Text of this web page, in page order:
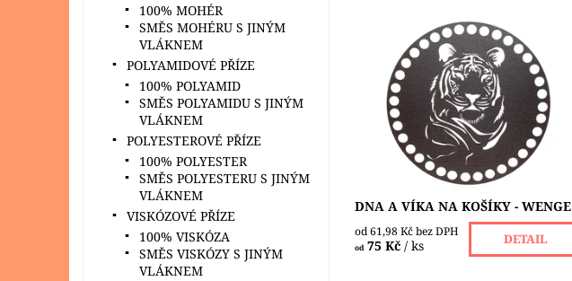
Dna a víka na košíky v temně hnědé
barvě ( wenge ) - kruhové, oválné,
čtvercové, obdélníkové a ve tvaru
srdce, vyrobené z pevné 3...
Dostupnost:
Skladem 2 ks
DNA A VÍKA NA KOŠÍKY - WENGE
od 61,98 Kč bez DPH
od75 Kč / ks DETAIL
100% MOHÉR
SMĚS MOHÉRU S JINÝM
VLÁKNEM
POLYAMIDOVÉ PŘÍZE
100% POLYAMID
SMĚS POLYAMIDU S JINÝM
VLÁKNEM
POLYESTEROVÉ PŘÍZE
100% POLYESTER
SMĚS POLYESTERU S JINÝM
VLÁKNEM
VISKÓZOVÉ PŘÍZE
100% VISKÓZA
SMĚS VISKÓZY S JINÝM
VLÁKNEM